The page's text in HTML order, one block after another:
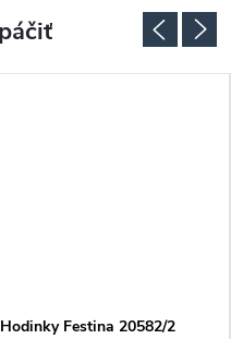
Hodinky Festina 20582/2